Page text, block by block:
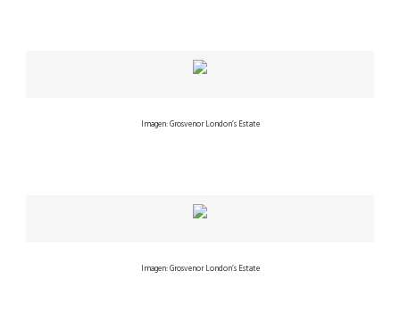
Imagen: Grosvenor London’s Estate
Imagen: Grosvenor London’s Estate